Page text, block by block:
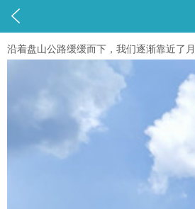

沿着盘山公路缓缓而下，我们逐渐靠近了